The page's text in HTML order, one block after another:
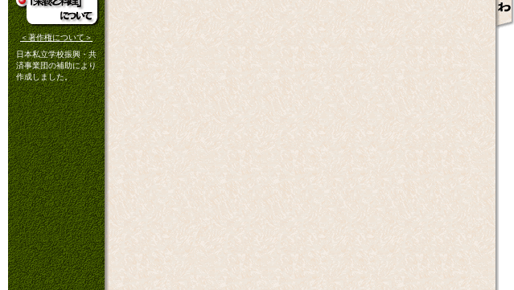
＜著作権について＞
日本私立学校振興・共
済事業団の補助により
作成しました。